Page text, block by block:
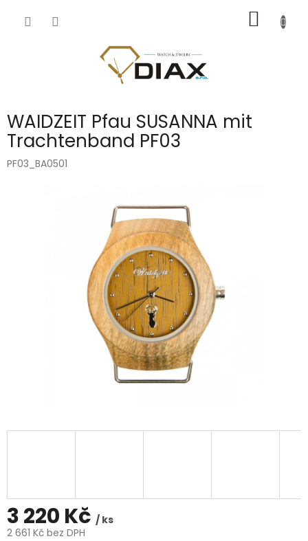
KOŠÍK
WAIDZEIT Pfau SUSANNA mit
Trachtenband PF03
PF03_BA0501
3 220 Kč / ks
2 661 Kč bez DPH